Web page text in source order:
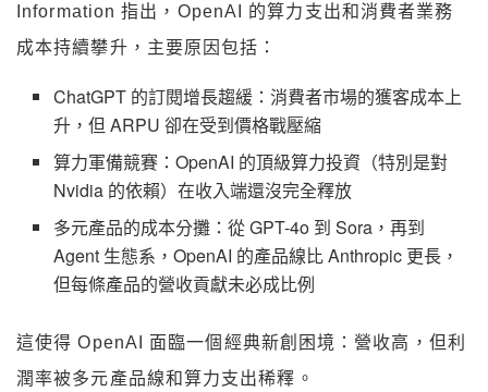
Information 指出，OpenAI 的算力支出和消費者業務
成本持續攀升，主要原因包括：
ChatGPT 的訂閱增長趨緩：消費者市場的獲客成本上
升，但 ARPU 卻在受到價格戰壓縮
算力軍備競賽：OpenAI 的頂級算力投資（特別是對
Nvidia 的依賴）在收入端還沒完全釋放
多元產品的成本分攤：從 GPT-4o 到 Sora，再到
Agent 生態系，OpenAI 的產品線比 Anthropic 更長，
但每條產品的營收貢獻未必成比例
這使得 OpenAI 面臨一個經典新創困境：營收高，但利
潤率被多元產品線和算力支出稀釋。